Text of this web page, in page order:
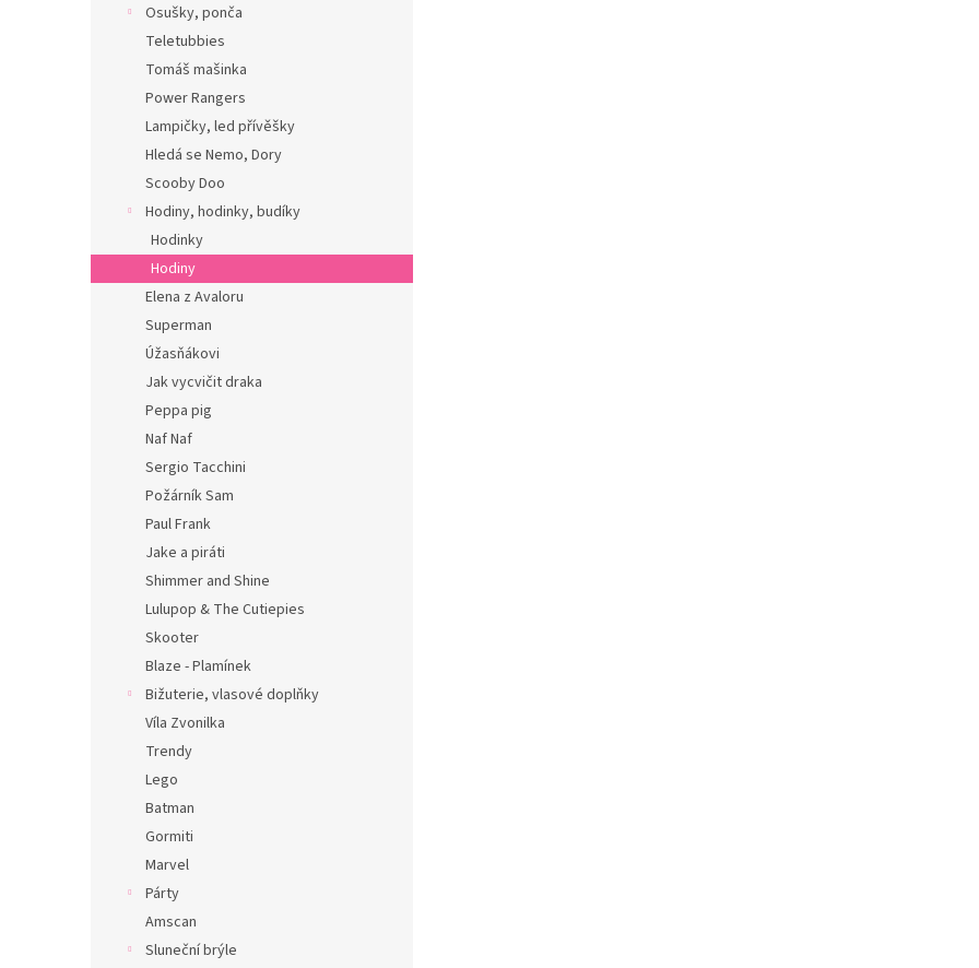
Osušky, ponča
Teletubbies
Tomáš mašinka
Power Rangers
Lampičky, led přívěšky
Hledá se Nemo, Dory
Scooby Doo
Hodiny, hodinky, budíky
Hodinky
Hodiny
Elena z Avaloru
Superman
Úžasňákovi
Jak vycvičit draka
Peppa pig
Naf Naf
Sergio Tacchini
Požárník Sam
Paul Frank
Jake a piráti
Shimmer and Shine
Lulupop & The Cutiepies
Skooter
Blaze - Plamínek
Bižuterie, vlasové doplňky
Víla Zvonilka
Trendy
Lego
Batman
Gormiti
Marvel
Párty
Amscan
Sluneční brýle